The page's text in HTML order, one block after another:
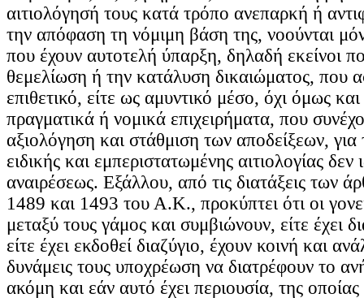
αιτιολόγησή τους κατά τρόπο ανεπαρκή ή
την απόφαση τη νόμιμη βάση της, νοούνται
που έχουν αυτοτελή ύπαρξη, δηλαδή εκείνοι
θεμελίωση ή την κατάλυση δικαιώματος, που
επιθετικό, είτε ως αμυντικό μέσο, όχι όμως
πραγματικά ή νομικά επιχειρήματα, που
αξιολόγηση και στάθμιση των αποδείξεων,
ειδικής και εμπεριστατωμένης αιτιολογίας δεν
αναιρέσεως. Εξάλλου, από τις διατάξεις των
1489 και 1493 του Α.Κ., προκύπτει ότι οι
μεταξύ τους γάμος και συμβιώνουν, είτε έχει
είτε έχει εκδοθεί διαζύγιο, έχουν κοινή και
δυνάμεις τους υποχρέωση να διατρέφουν το
ακόμη και εάν αυτό έχει περιουσία, της